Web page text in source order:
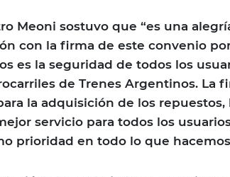
Meoni sostuvo que “es una
con la firma de este convenio
es la seguridad de todos los
de Trenes Argentinos. La
la adquisición de los repuestos,
servicio para todos los
prioridad en todo lo que